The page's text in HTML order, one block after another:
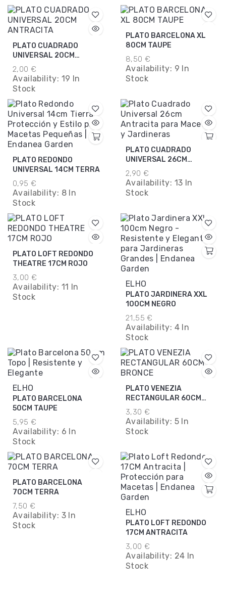
PLATO CUADRADO
UNIVERSAL 20CM
ANTRACITA
2,00 €
Availability: 19 In
Stock
PLATO BARCELONA XL
80CM TAUPE
8,50 €
Availability: 9 In
Stock
PLATO REDONDO
UNIVERSAL 14CM TERRA
0,95 €
Availability: 8 In
Stock
PLATO CUADRADO
UNIVERSAL 26CM
ANTRACITA
2,90 €
Availability: 13 In
Stock
PLATO LOFT REDONDO
THEATRE 17CM ROJO
3,00 €
Availability: 11 In
Stock
ELHO
PLATO JARDINERA XXL
100CM NEGRO
21,55 €
Availability: 4 In
Stock
ELHO
PLATO BARCELONA
50CM TAUPE
5,95 €
Availability: 6 In
Stock
PLATO VENEZIA
RECTANGULAR 60CM
BRONCE
3,30 €
Availability: 5 In
Stock
PLATO BARCELONA
70CM TERRA
7,50 €
Availability: 3 In
Stock
ELHO
PLATO LOFT REDONDO
17CM ANTRACITA
3,00 €
Availability: 24 In
Stock